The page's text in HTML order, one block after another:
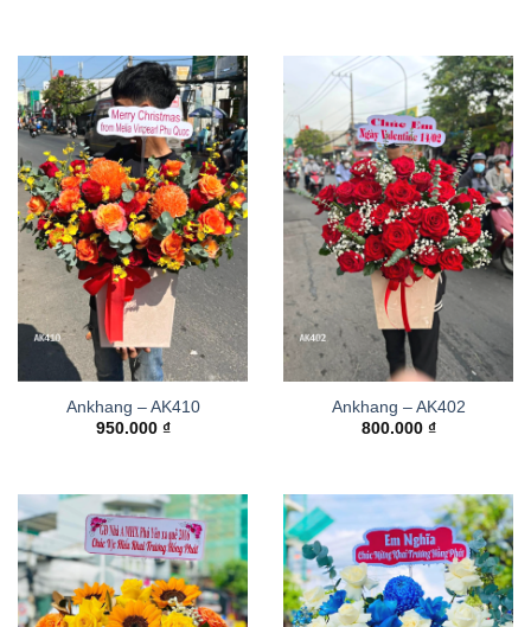
Ankhang – AK410
950.000 ₫
Ankhang – AK402
800.000 ₫